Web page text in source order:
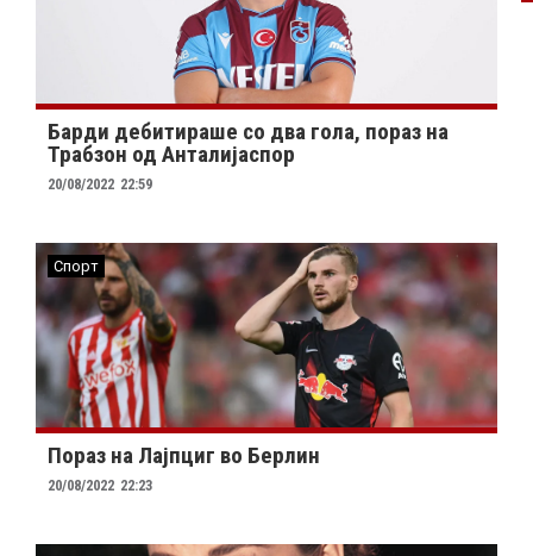
Барди дебитираше со два гола, пораз на
Трабзон од Анталијаспор
20/08/2022 22:59
Спорт
Пораз на Лајпциг во Берлин
20/08/2022 22:23